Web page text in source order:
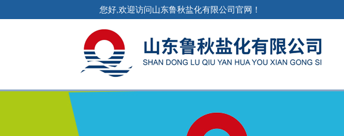
您好,欢迎访问山东鲁秋盐化有限公司官网！